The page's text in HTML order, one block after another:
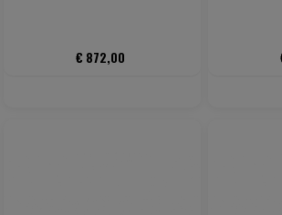
€ 872,00